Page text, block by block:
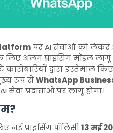
पर AI सेवाओं को लेकर
लिए अलग प्राइसिंग मॉडल लागू
द्वारा इस्तेमाल
रूप सेWhatsApp
प्रदाताओं पर लागू होगा।
नई प्राइसिंग पॉलिसी13 मई